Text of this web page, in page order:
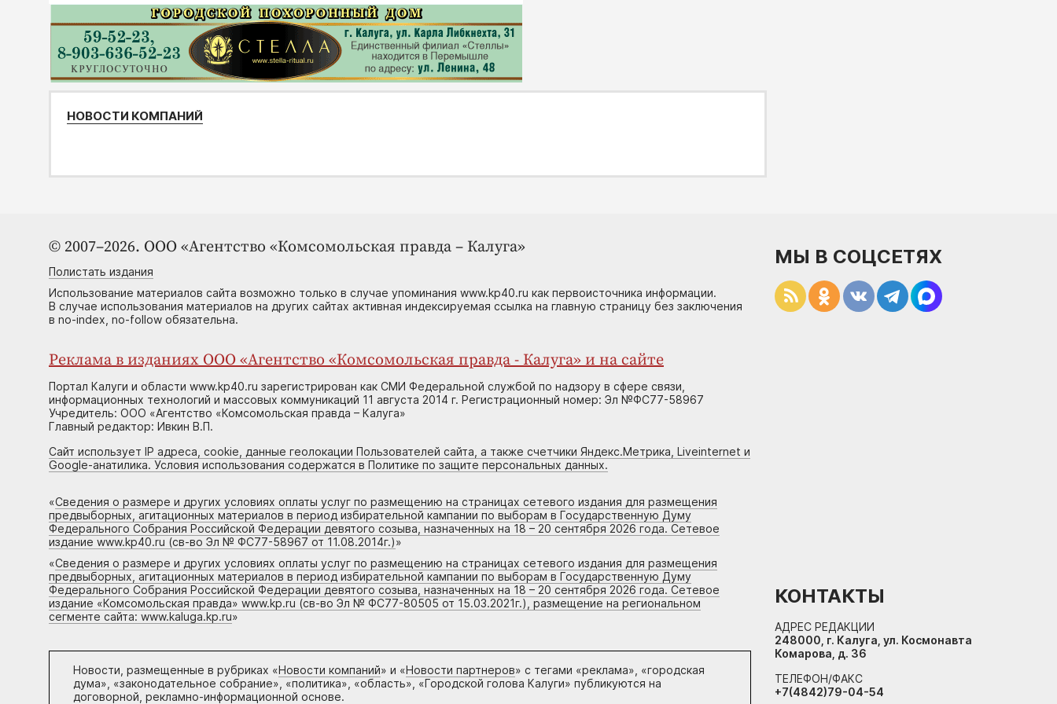
НОВОСТИ КОМПАНИЙ
© 2007–2026. ООО «Агентство «Комсомольская правда – Калуга»
Полистать издания
Использование материалов сайта возможно только в случае упоминания www.kp40.ru как первоисточника информации.
В случае использования материалов на других сайтах активная индексируемая ссылка на главную страницу без заключения
в no-index, no-follow обязательна.
Реклама в изданиях ООО «Агентство «Комсомольская правда - Калуга» и на сайте
Портал Калуги и области www.kp40.ru зарегистрирован как СМИ Федеральной службой по надзору в сфере связи,
информационных технологий и массовых коммуникаций 11 августа 2014 г. Регистрационный номер: Эл №ФС77-58967
Учредитель: ООО «Агентство «Комсомольская правда – Калуга»
Главный редактор: Ивкин В.П.
Сайт использует IP адреса, cookie, данные геолокации Пользователей сайта, а также счетчики Яндекс.Метрика, Liveinternet и
Google-анатилика. Условия использования содержатся в Политике по защите персональных данных.
«Сведения о размере и других условиях оплаты услуг по размещению на страницах сетевого издания для размещения
предвыборных, агитационных материалов в период избирательной кампании по выборам в Государственную Думу
Федерального Собрания Российской Федерации девятого созыва, назначенных на 18 – 20 сентября 2026 года. Сетевое
издание www.kp40.ru (св-во Эл № ФС77-58967 от 11.08.2014г.)»
«Сведения о размере и других условиях оплаты услуг по размещению на страницах сетевого издания для размещения
предвыборных, агитационных материалов в период избирательной кампании по выборам в Государственную Думу
Федерального Собрания Российской Федерации девятого созыва, назначенных на 18 – 20 сентября 2026 года. Сетевое
издание «Комсомольская правда» www.kp.ru (св-во Эл № ФС77-80505 от 15.03.2021г.), размещение на региональном
сегменте сайта: www.kaluga.kp.ru»
Новости, размещенные в рубриках «Новости компаний» и «Новости партнеров» с тегами «реклама», «городская
дума», «законодательное собрание», «политика», «область», «Городской голова Калуги» публикуются на
договорной, рекламно-информационной основе.
МЫ В СОЦСЕТЯХ
КОНТАКТЫ
АДРЕС РЕДАКЦИИ
248000, г. Калуга, ул. Космонавта
Комарова, д. 36
ТЕЛЕФОН/ФАКС
+7(4842)79-04-54